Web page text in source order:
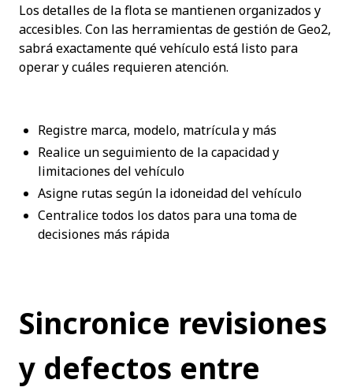
Los detalles de la flota se mantienen organizados y
accesibles. Con las herramientas de gestión de Geo2,
sabrá exactamente qué vehículo está listo para
operar y cuáles requieren atención.
Registre marca, modelo, matrícula y más
Realice un seguimiento de la capacidad y
limitaciones del vehículo
Asigne rutas según la idoneidad del vehículo
Centralice todos los datos para una toma de
decisiones más rápida
Sincronice revisiones
y defectos entre